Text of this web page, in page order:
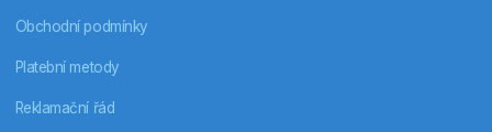
Obchodní podmínky
Platební metody
Reklamační řád